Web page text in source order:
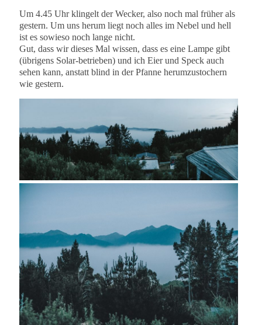
Um 4.45 Uhr klingelt der Wecker, also noch mal früher als
gestern. Um uns herum liegt noch alles im Nebel und hell
ist es sowieso noch lange nicht.
Gut, dass wir dieses Mal wissen, dass es eine Lampe gibt
(übrigens Solar-betrieben) und ich Eier und Speck auch
sehen kann, anstatt blind in der Pfanne herumzustochern
wie gestern.